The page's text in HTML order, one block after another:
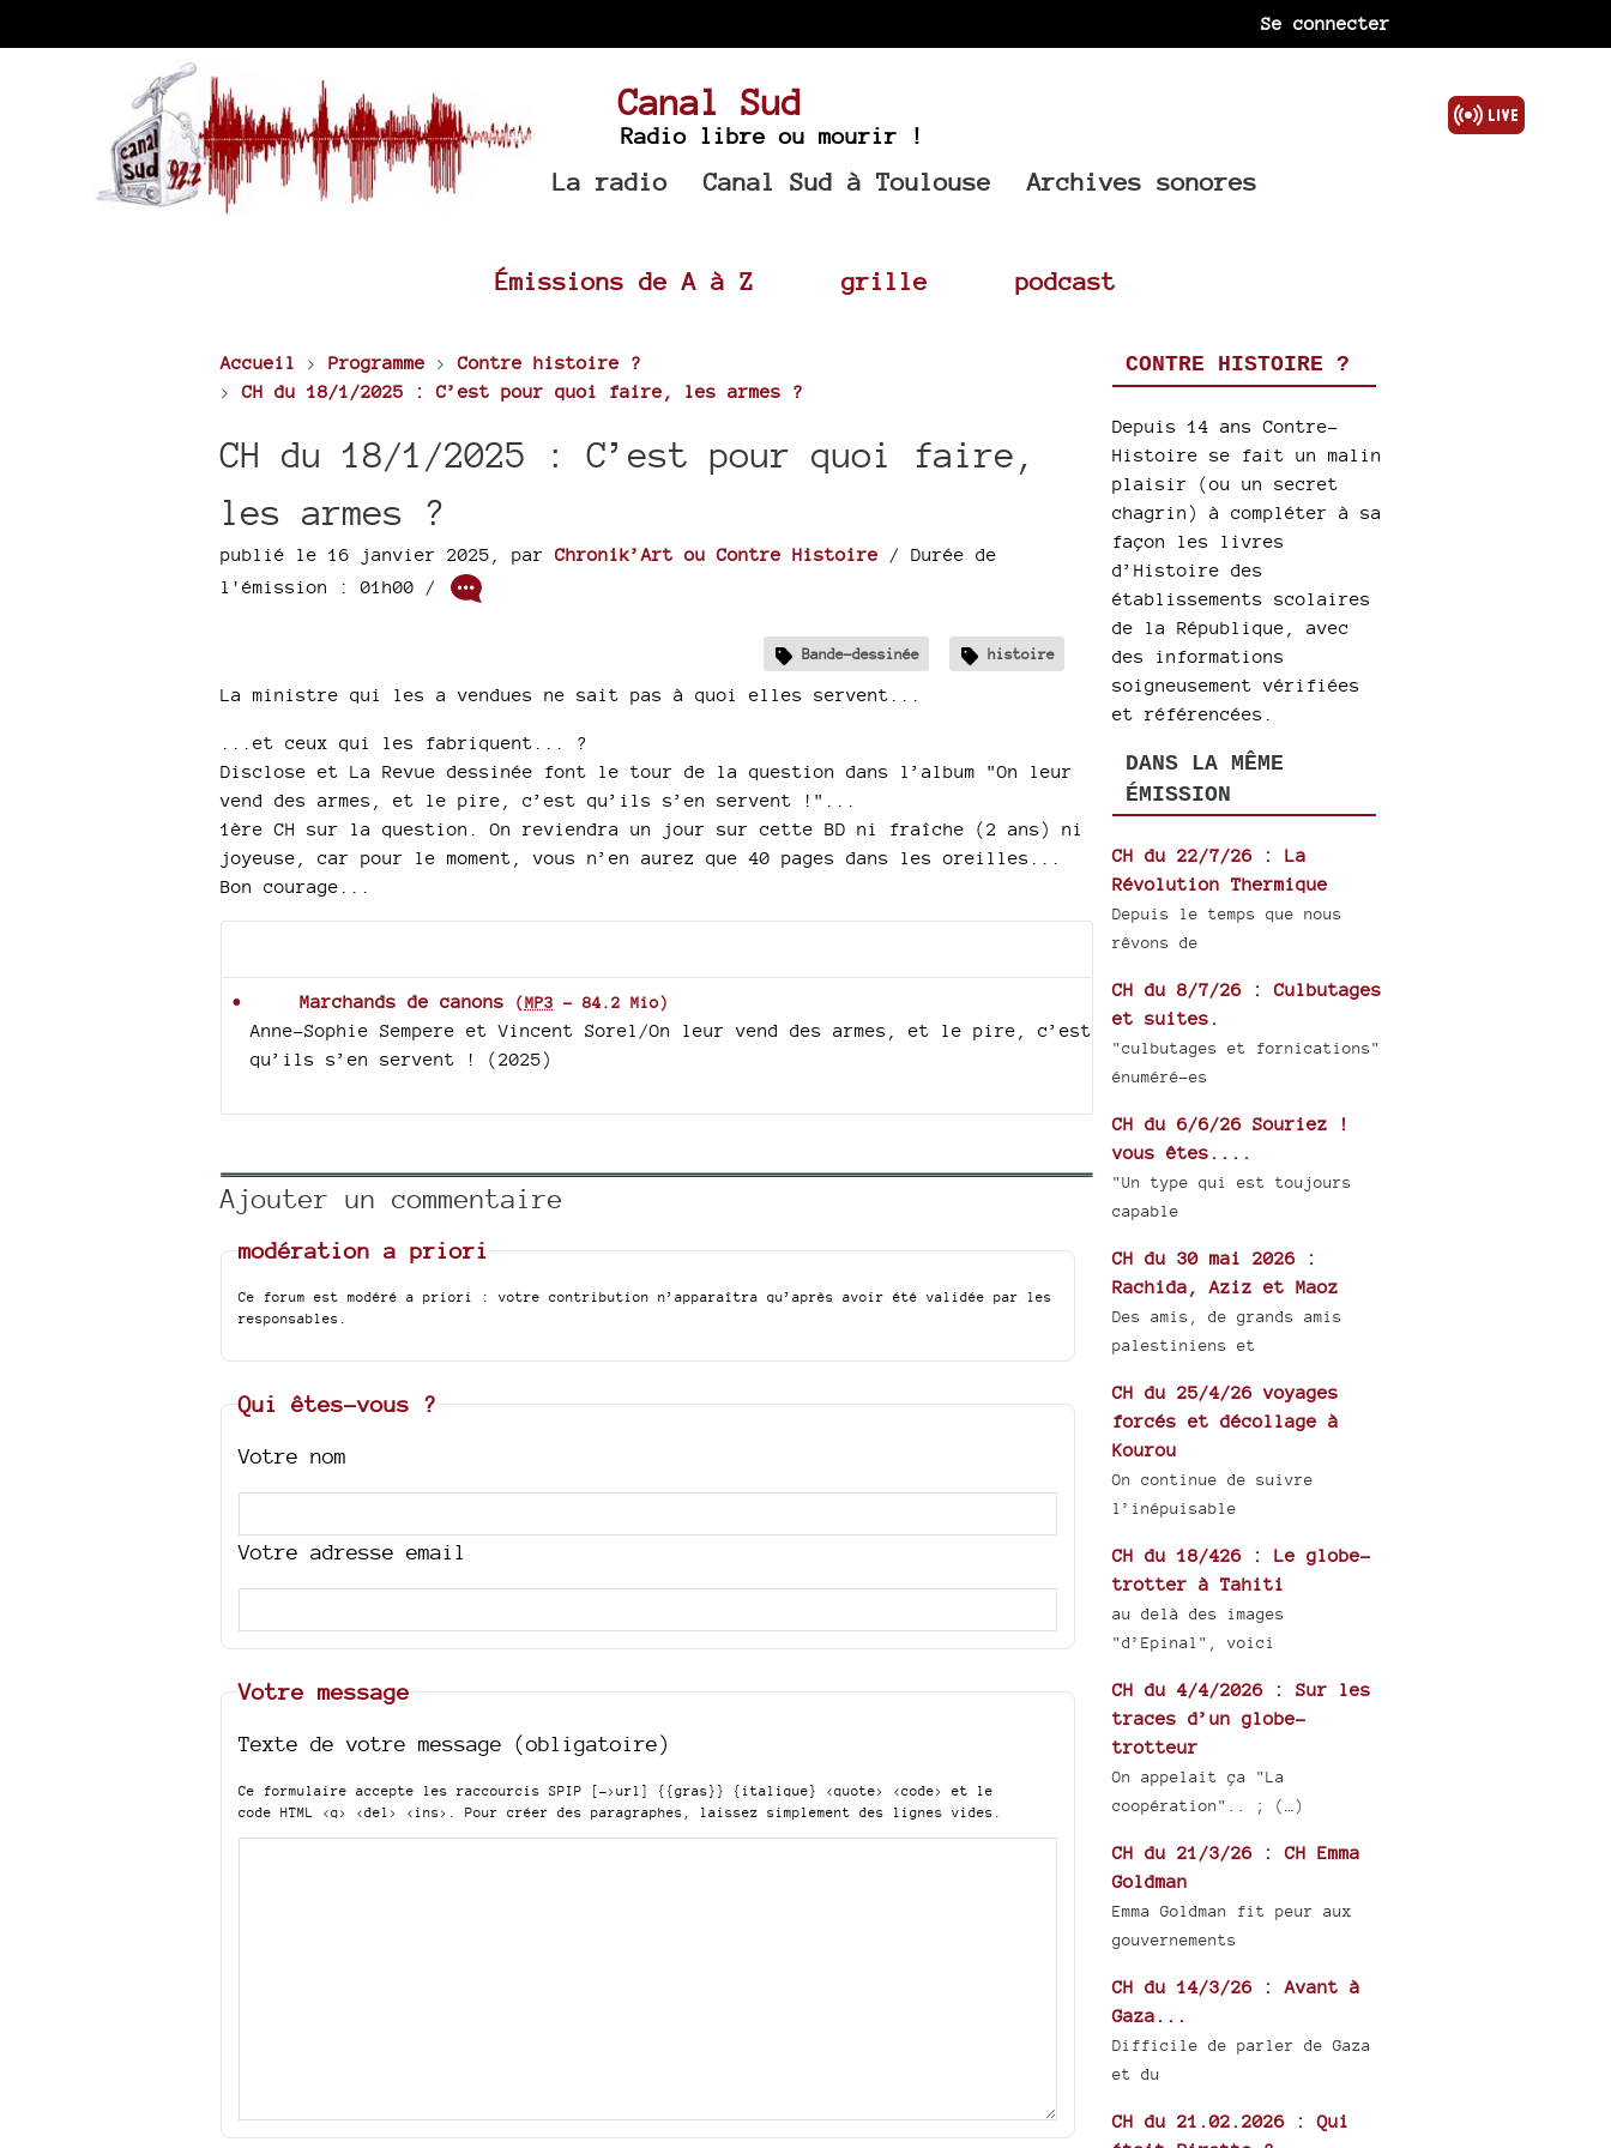
Se connecter
Canal Sud
Radio libre ou mourir !
La radio Canal Sud à Toulouse Archives sonores
Émissions de A à Z grille podcast
Accueil > Programme >Contre histoire ?
>CH du 18/1/2025 : C’est pour quoi faire, les armes ?
CH du 18/1/2025 : C’est pour quoi faire,
les armes ?
publié le 16 janvier 2025 parChronik’Art ou Contre Histoire
/ Durée de
l'émission : 01h00 /
Bande-dessinée histoire
La ministre qui les a vendues ne sait pas à quoi elles servent...
...et ceux qui les fabriquent... ?
Disclose et La Revue dessinée font le tour de la question dans l’album "On leur
vend des armes, et le pire, c’est qu’ils s’en servent !"...
1ère CH sur la question. On reviendra un jour sur cette BD ni fraîche (2 ans) ni
joyeuse, car pour le moment, vous n’en aurez que 40 pages dans les oreilles...
Bon courage...
Marchands de canons (MP3 - 84.2 Mio)
Anne-Sophie Sempere et Vincent Sorel/On leur vend des armes, et le pire, c’est
qu’ils s’en servent ! (2025)
Ajouter un commentaire
modération a priori
Ce forum est modéré a priori : votre contribution n’apparaîtra qu’après avoir été validée par les
responsables.
Qui êtes-vous ?
Votre nom
Votre adresse email
Votre message
Texte de votre message (obligatoire)
Ce formulaire accepte les raccourcis SPIP [->url] {{gras}} {italique} <quote> <code>
et le
code HTML <q> <del> <ins> . Pour créer des paragraphes, laissez simplement des lignes vides.
CONTRE HISTOIRE ?
Depuis 14 ans Contre-
Histoire se fait un malin
plaisir (ou un secret
chagrin) à compléter à sa
façon les livres
d’Histoire des
établissements scolaires
de la République, avec
des informations
soigneusement vérifiées
et référencées.
DANS LA MÊME
ÉMISSION
CH du 22/7/26 : La
Révolution Thermique
Depuis le temps que nous
rêvons de
CH du 8/7/26 : Culbutages
et suites.
"culbutages et fornications"
énuméré-es
CH du 6/6/26 Souriez !
vous êtes....
"Un type qui est toujours
capable
CH du 30 mai 2026 :
Rachida, Aziz et Maoz
Des amis, de grands amis
palestiniens et
CH du 25/4/26 voyages
forcés et décollage à
Kourou
On continue de suivre
l’inépuisable
CH du 18/426 : Le globe-
trotter à Tahiti
au delà des images
"d’Epinal", voici
CH du 4/4/2026 : Sur les
traces d’un globe-
trotteur
On appelait ça "La
coopération".. ; (…)
CH du 21/3/26 : CH Emma
Goldman
Emma Goldman fit peur aux
gouvernements
CH du 14/3/26 : Avant à
Gaza...
Difficile de parler de Gaza
et du
CH du 21.02.2026 : Qui